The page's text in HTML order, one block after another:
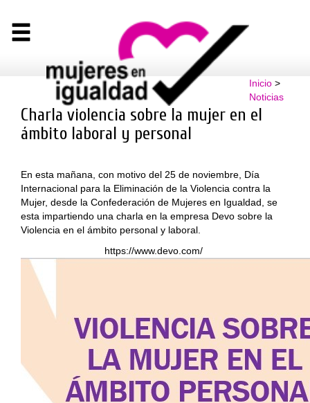
Inicio>
Noticias
Charla violencia sobre la mujer en el
ámbito laboral y personal
En esta mañana, con motivo del 25 de noviembre, Día
Internacional para la Eliminación de la Violencia contra la
Mujer, desde la Confederación de Mujeres en Igualdad, se
esta impartiendo una charla en la empresa Devo sobre la
Violencia en el ámbito personal y laboral.
https://www.devo.com/